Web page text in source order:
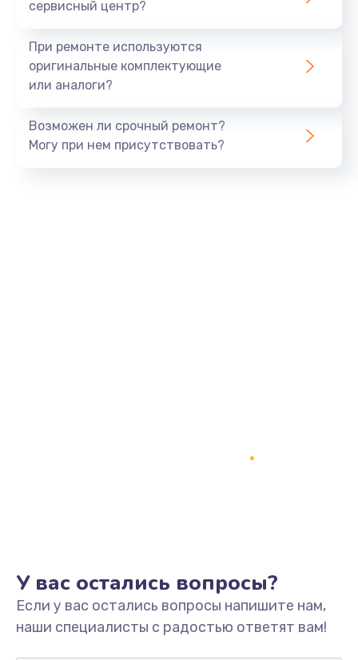
сервисный центр?
При ремонте используются
оригинальные комплектующие
или аналоги?
Возможен ли срочный ремонт?
Могу при нем присутствовать?
У вас остались вопросы?
Если у вас остались вопросы напишите нам,
наши специалисты с радостью ответят вам!